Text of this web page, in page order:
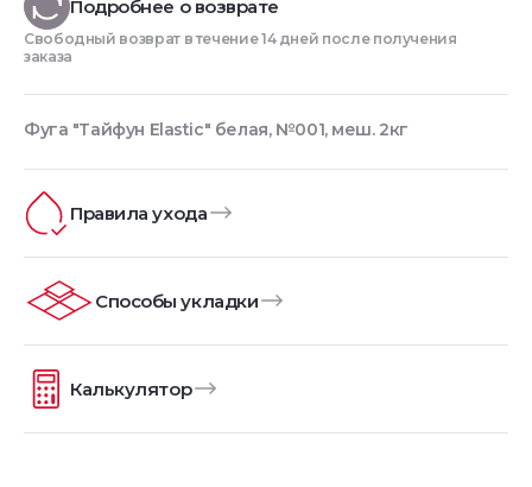
Подробнее о возврате
Свободный возврат в течение 14 дней после получения
заказа
Фуга "Тайфун Elastic" белая, №001, меш. 2кг
Правила ухода
Способы укладки
Калькулятор